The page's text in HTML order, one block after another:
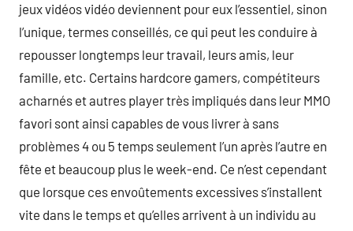
jeux vidéos vidéo deviennent pour eux l’essentiel, sinon
l’unique, termes conseillés, ce qui peut les conduire à
repousser longtemps leur travail, leurs amis, leur
famille, etc. Certains hardcore gamers, compétiteurs
acharnés et autres player très impliqués dans leur MMO
favori sont ainsi capables de vous livrer à sans
problèmes 4 ou 5 temps seulement l’un après l’autre en
fête et beaucoup plus le week-end. Ce n’est cependant
que lorsque ces envoûtements excessives s’installent
vite dans le temps et qu’elles arrivent à un individu au